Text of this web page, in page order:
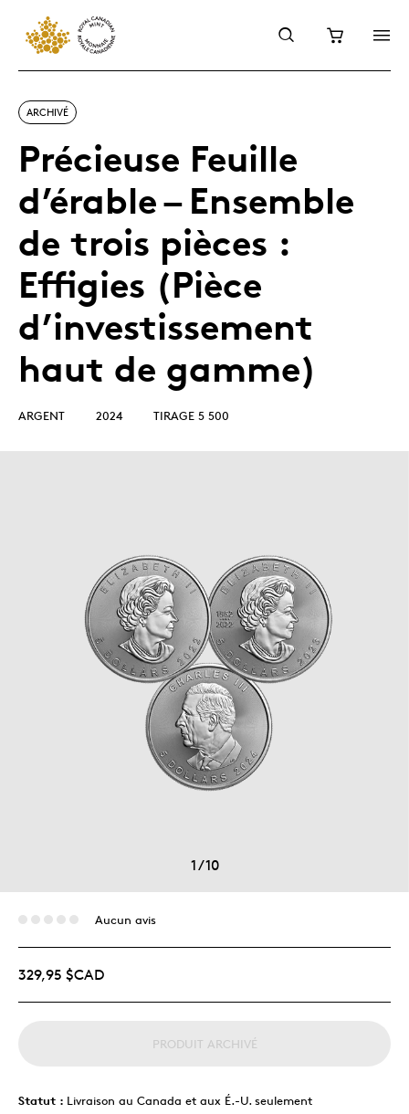
ARCHIVÉ
Précieuse Feuille
d’érable – Ensemble
de trois pièces :
Effigies (Pièce
d’investissement
haut de gamme)
ARGENT 2024 TIRAGE 5 500
1/10
Aucun avis
329,95 $CAD
PRODUIT ARCHIVÉ
Statut : Livraison au Canada et aux É.-U. seulement